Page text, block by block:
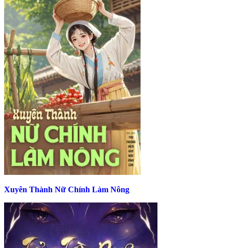
Xuyên Thành Nữ Chính Làm Nông